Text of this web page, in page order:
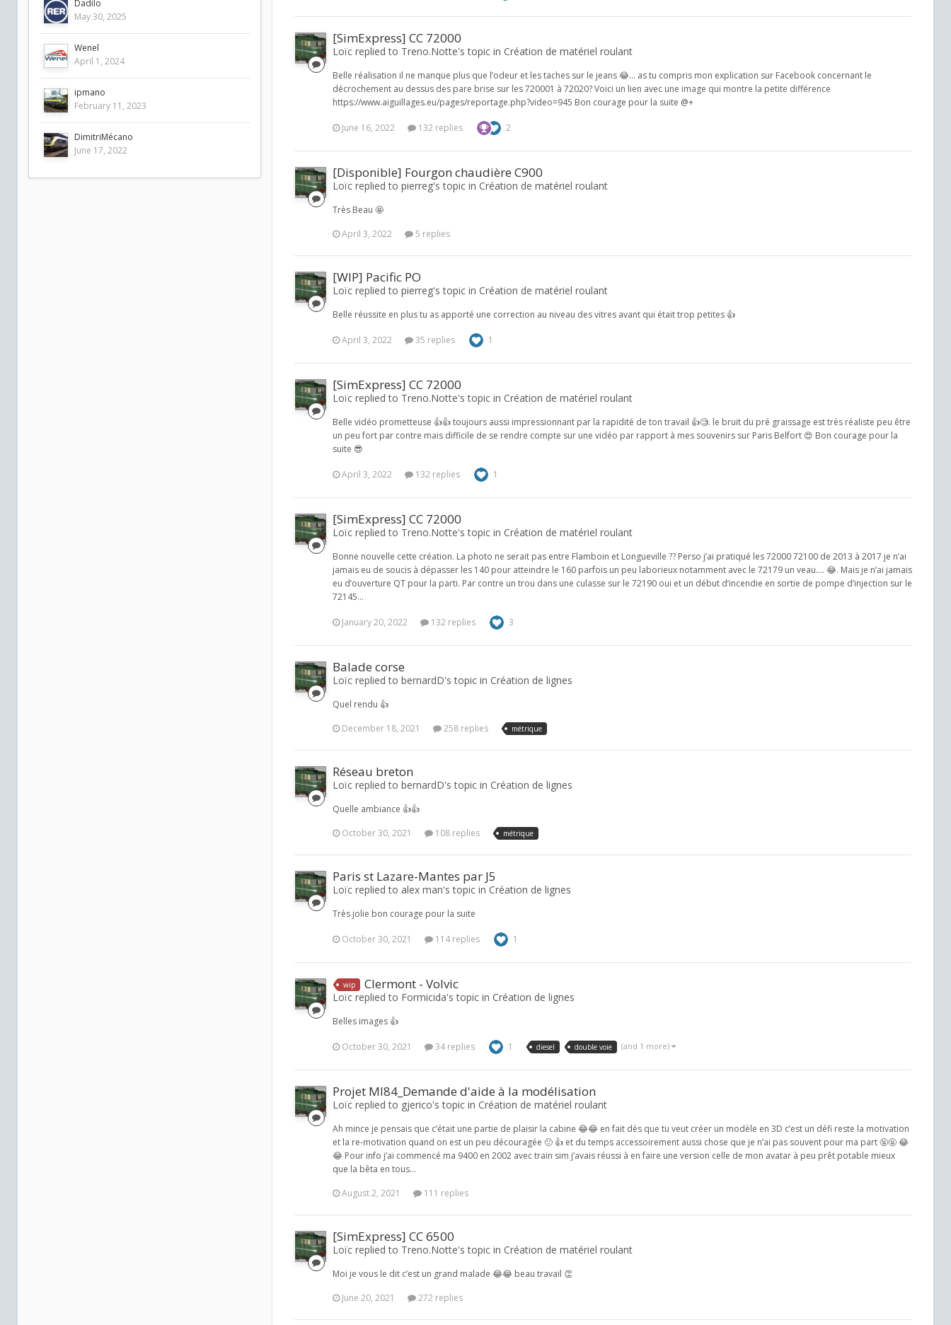
Dadilo
May 30, 2025
Wenel
April 1, 2024
ipmano
February 11, 2023
DimitriMécano
June 17, 2022
[SimExpress] CC 72000
Loïc replied to Treno.Notte's topic in Création de matériel roulant
Belle réalisation il ne manque plus que l’odeur et les taches sur le jeans 😂… as tu compris mon explication sur Facebook concernant le
décrochement au dessus des pare brise sur les 720001 à 72020? Voici un lien avec une image qui montre la petite différence
https://www.aiguillages.eu/pages/reportage.php?video=945 Bon courage pour la suite @+
June 16, 2022 132 replies 2
[Disponible] Fourgon chaudière C900
Loïc replied to pierreg's topic in Création de matériel roulant
Très Beau 🤩
April 3, 2022
5 replies
[WIP] Pacific PO
Loïc replied to pierreg's topic in Création de matériel roulant
Belle réussite en plus tu as apporté une correction au niveau des vitres avant qui était trop petites 👍
April 3, 2022 35 replies 1
[SimExpress] CC 72000
Loïc replied to Treno.Notte's topic in Création de matériel roulant
Belle vidéo prometteuse 👍👍 toujours aussi impressionnant par la rapidité de ton travail 👍🧐. le bruit du pré graissage est très réaliste peu être
un peu fort par contre mais difficile de se rendre compte sur une vidéo par rapport à mes souvenirs sur Paris Belfort 😍 Bon courage pour la
suite 😎
April 3, 2022 132 replies 1
[SimExpress] CC 72000
Loïc replied to Treno.Notte's topic in Création de matériel roulant
Bonne nouvelle cette création. La photo ne serait pas entre Flamboin et Longueville ?? Perso j’ai pratiqué les 72000 72100 de 2013 à 2017 je n’ai
jamais eu de soucis à dépasser les 140 pour atteindre le 160 parfois un peu laborieux notamment avec le 72179 un veau.... 😂. Mais je n’ai jamais
eu d’ouverture QT pour la parti. Par contre un trou dans une culasse sur le 72190 oui et un début d’incendie en sortie de pompe d’injection sur le
72145...
January 20, 2022 132 replies 3
Balade corse
Loïc replied to bernardD's topic in Création de lignes
Quel rendu 👍
December 18, 2021
258 replies métrique
Réseau breton
Loïc replied to bernardD's topic in Création de lignes
Quelle ambiance 👍👍
October 30, 2021
108 replies métrique
Paris st Lazare-Mantes par J5
Loïc replied to alex man's topic in Création de lignes
Très jolie bon courage pour la suite
October 30, 2021 114 replies 1
wip Clermont - Volvic
Loïc replied to Formicida's topic in Création de lignes
Belles images 👍
October 30, 2021 34 replies 1 diesel double voie (and 1 more)
Projet MI84_Demande d'aide à la modélisation
Loïc replied to gjerico's topic in Création de matériel roulant
Ah mince je pensais que c’était une partie de plaisir la cabine 😂😂 en fait dès que tu veut créer un modèle en 3D c’est un défi reste la motivation
et la re-motivation quand on est un peu découragée 🙁 👍 et du temps accessoirement aussi chose que je n’ai pas souvent pour ma part 🤬🤬 😂
😂 Pour info j’ai commencé ma 9400 en 2002 avec train sim j’avais réussi à en faire une version celle de mon avatar à peu prêt potable mieux
que la bêta en tous...
August 2, 2021
111 replies
[SimExpress] CC 6500
Loïc replied to Treno.Notte's topic in Création de matériel roulant
Moi je vous le dit c’est un grand malade 😂😂 beau travail 👏
June 20, 2021
272 replies